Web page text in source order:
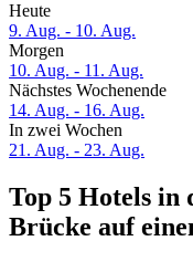
Heute
9. Aug. - 10. Aug.
Morgen
10. Aug. - 11. Aug.
Nächstes Wochenende
14. Aug. - 16. Aug.
In zwei Wochen
21. Aug. - 23. Aug.
Top 5 Hotels in
Brücke auf